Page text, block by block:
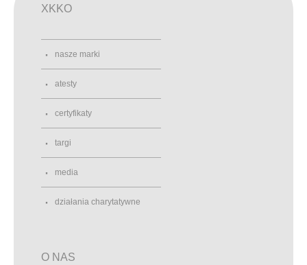
XKKO
nasze marki
atesty
certyfikaty
targi
media
działania charytatywne
O NAS